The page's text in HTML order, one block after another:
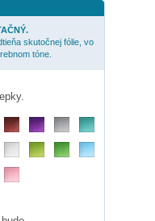
skutočnej fólie, vo
tóne.